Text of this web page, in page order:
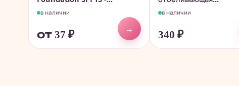
в наличии
от 37 ₽
→
в наличии
340 ₽